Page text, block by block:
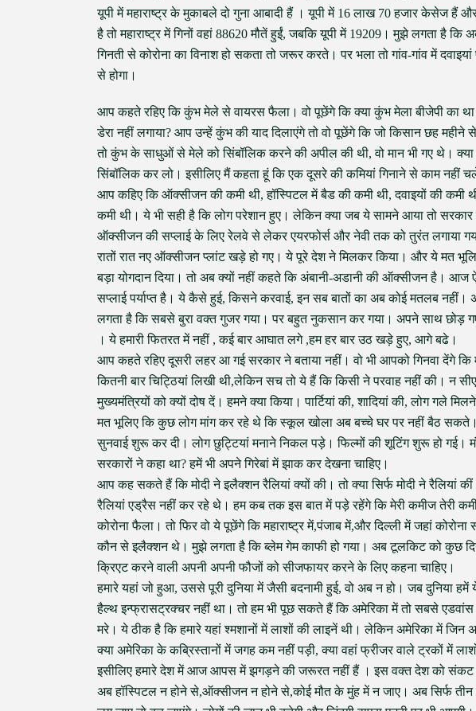
यूपी में महाराष्ट्र के मुकाबले दो गुना आबादी हैं । यूपी में 16 लाख 70 हजार केसेज हैं
है तो महाराष्ट्र में गिनों वहां 88620 मौतें हुईं, जबकि यूपी में 19209। मुझे लगता है कि
गिनती से कोरोना का विनाश हो सकता तो जरूर करते। पर भला तो गांव-गांव में
से होगा।
आप कहते रहिए कि कुंभ मेले से वायरस फैला। वो पूछेंगे कि क्या कुंभ मेला बीजेपी का
डेरा नहीं लगाया? आप उन्हें कुंभ की याद दिलाएंगे तो वो पूछेंगे कि जो किसान छह महीने
तो कुंभ के साधुओं से मेले को सिंबॉलिक करने की अपील की थी, वो मान भी गए थे। क्या
सिंबॉलिक कर लो। इसीलिए मैं कहता हूं कि एक दूसरे की कमियां गिनाने से काम नहीं
आप कहिए कि ऑक्सीजन की कमी थी, हॉस्पिटल में बैड की कमी थी, दवाइयों की कमी
कमी थी। ये भी सही है कि लोग परेशान हुए। लेकिन क्या जब ये सामने आया तो सरकार
ऑक्सीजन की सप्लाई के लिए रेलवे से लेकर एयरफोर्स और नेवी तक को तुरंत लगाया
रातों रात नए ऑक्सीजन प्लांट खड़े हो गए। ये पूरे देश ने मिलकर किया। और ये मत
बड़ा योगदान दिया। तो अब क्यों नहीं कहते कि अंबानी-अडानी की ऑक्सीजन है।
सप्लाई पर्याप्त है। ये कैसे हुई, किसने करवाई, इन सब बातों का अब कोई मतलब नहीं।
लगता है कि सबसे बुरा वक्त गुजर गया। पर बहुत नुकसान कर गया। अपने साथ छोड़
। ये हमारी फितरत में नहीं , कई बार आघात लगे ,हम हर बार उठ खड़े हुए, आगे बढे।
आप कहते रहिए दूसरी लहर आ गई सरकार ने बताया नहीं। वो भी आपको गिनवा देंगे कि
कितनी बार चिट्ठियां लिखी थी,लेकिन सच तो ये हैं कि किसी ने परवाह नहीं की। न
मुख्यमंत्रियों को क्यों दोष दें। हमने क्या किया। पार्टियां की, शादियां की, लोग गले
मत भूलिए कि कुछ लोग मांग कर रहे थे कि स्कूल खोला अब बच्चे घर पर नहीं बैठ
सुनवाई शुरू कर दी। लोग छुट्टियां मनाने निकल पड़े। फिल्मों की शूटिंग शुरू हो गई।
सरकारों ने कहा था? हमें भी अपने गिरेबां में झाक कर देखना चाहिए।
आप कह सकते हैं कि मोदी ने इलैक्शन रैलियां क्यों की। तो क्या सिर्फ मोदी ने रैलियां
रैलियां एड्रैस नहीं कर रहे थे। हम कब तक इस बात में पड़े रहेंगे कि मेरी कमीज
कोरोना फैला। तो फिर वो ये पूछेंगे कि महाराष्ट्र में,पंजाब में,और दिल्ली में जहां
कौन से इलैक्शन थे। मुझे लगता है कि ब्लेम गेम काफी हो गया। अब टूलकिट को कुछ दिन
क्रिएट करने वाली अपनी अपनी फौजों को सीजफायर करने के लिए कहना चाहिए।
हमारे यहां जो हुआ, उससे पूरी दुनिया में जैसी बदनामी हुई, वो अब न हो। जब दुनिया हमें
हैल्थ इन्फ्रासट्रक्चर नहीं था। तो हम भी पूछ सकते हैं कि अमेरिका में तो सबसे एडवांस
मरे। ये ठीक है कि हमारे यहां श्मशानों में लाशों की लाइनें थी। लेकिन अमेरिका में जिन
क्या अमेरिका के कब्रिस्तानों में जगह कम नहीं पड़ी, क्या वहां फ्रीजर वाले ट्रकों में
इसीलिए हमारे देश में आज आपस में झगड़ने की जरूरत नहीं हैं । इस वक्त देश को संकट
अब हॉस्पिटल न होने से,ऑक्सीजन न होने से,कोई मौत के मुंह में न जाए। अब सिर्फ